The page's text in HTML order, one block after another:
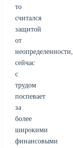
то
считался
защитой
от
неопределенности,
сейчас
с
трудом
поспевает
за
более
широкими
финансовыми